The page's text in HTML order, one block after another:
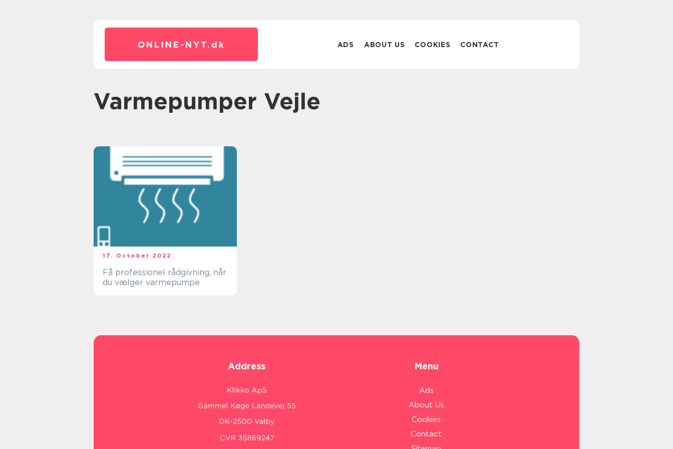
ONLINE-NYT. dk ADS ABOUT US COOKIES CONTACT
varmepumper Vejle
17. October 2022
Få professionel rådgivning, når
du vælger varmepumpe
Address Menu
Ads
About Us
Cookies
Contact